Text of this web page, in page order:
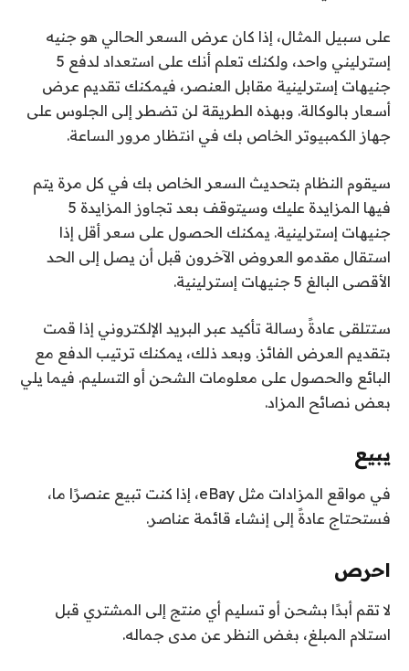
على سبيل المثال، إذا كان عرض السعر الحالي هو جنيه
إسترليني واحد، ولكنك تعلم أنك على استعداد لدفع 5
جنيهات إسترلينية مقابل العنصر، فيمكنك تقديم عرض
أسعار بالوكالة. وبهذه الطريقة لن تضطر إلى الجلوس على
جهاز الكمبيوتر الخاص بك في انتظار مرور الساعة.
سيقوم النظام بتحديث السعر الخاص بك في كل مرة يتم
فيها المزايدة عليك وسيتوقف بعد تجاوز المزايدة 5
جنيهات إسترلينية. يمكنك الحصول على سعر أقل إذا
استقال مقدمو العروض الآخرون قبل أن يصل إلى الحد
الأقصى البالغ 5 جنيهات إسترلينية.
ستتلقى عادةً رسالة تأكيد عبر البريد الإلكتروني إذا قمت
بتقديم العرض الفائز. وبعد ذلك، يمكنك ترتيب الدفع مع
البائع والحصول على معلومات الشحن أو التسليم. فيما يلي
بعض نصائح المزاد.
يبيع
في مواقع المزادات مثل eBay، إذا كنت تبيع عنصرًا ما،
فستحتاج عادةً إلى إنشاء قائمة عناصر.
احرص
لا تقم أبدًا بشحن أو تسليم أي منتج إلى المشتري قبل
استلام المبلغ، بغض النظر عن مدى جماله.